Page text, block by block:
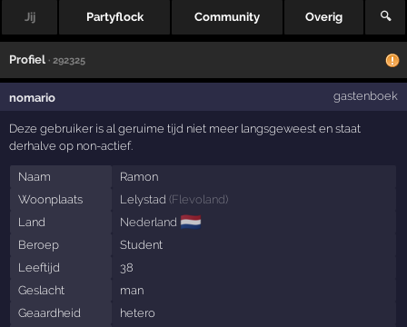
Jij Partyflock Community Overig 🔍
Profiel · 292325
nomario gastenboek
Deze gebruiker is al geruime tijd niet meer langsgeweest en staat
derhalve op non-actief.
Naam
Ramon
Woonplaats
Lelystad (Flevoland)
Land
Nederland 🇳🇱
Beroep
Student
Leeftijd
38
Geslacht
man
Geaardheid
hetero